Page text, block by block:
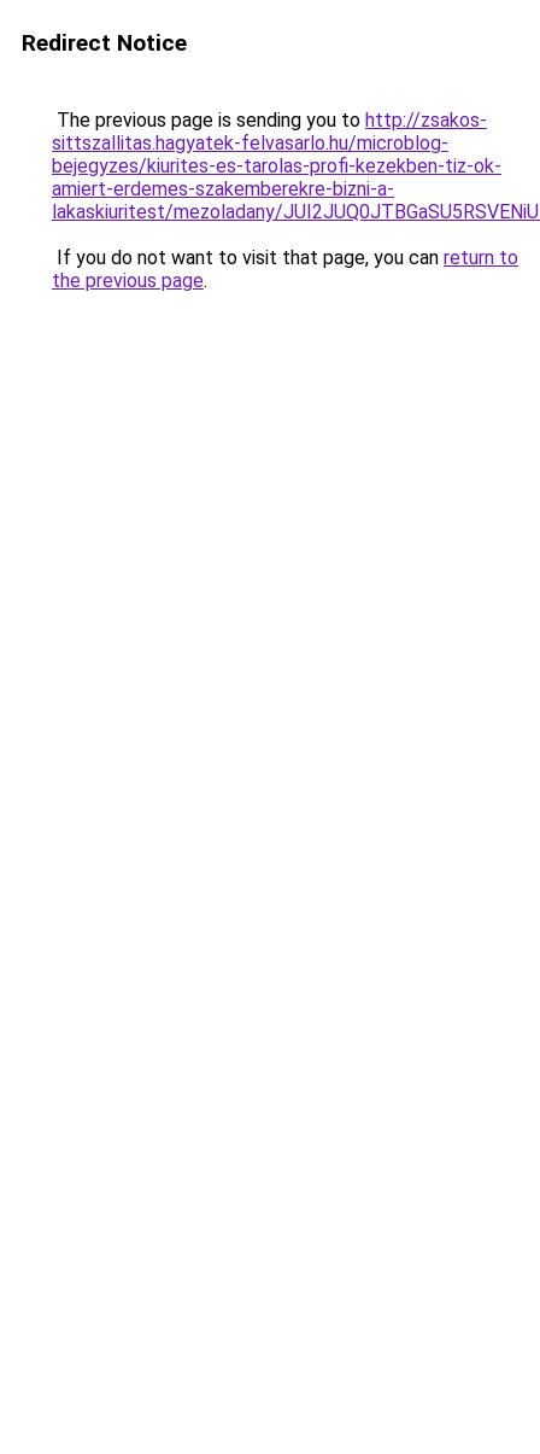
Redirect Notice
The previous page is sending you to http://zsakos-
sittszallitas.hagyatek-felvasarlo.hu/microblog-
bejegyzes/kiurites-es-tarolas-profi-kezekben-tiz-ok-
amiert-erdemes-szakemberekre-bizni-a-
lakaskiuritest/mezoladany/
If you do not want to visit that page, you can return to
the previous page.